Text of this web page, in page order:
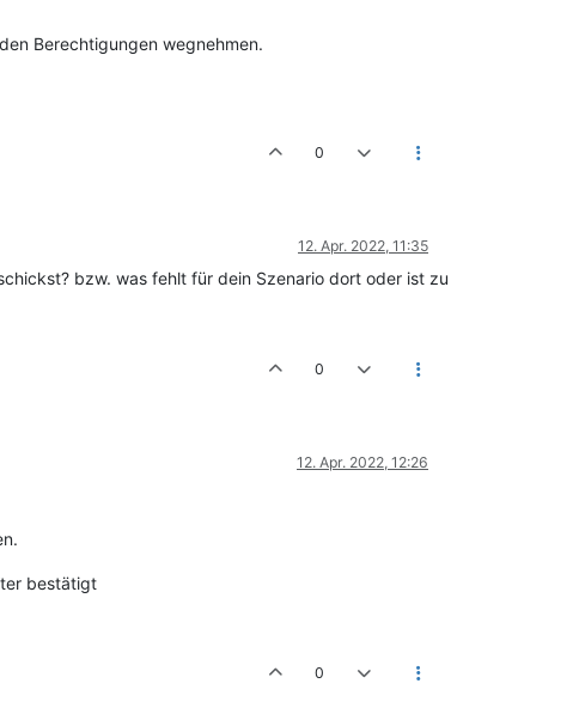
Berechtigungen wegnehmen.
0
12. Apr. 2022, 11:35
bzw. was fehlt für dein Szenario dort oder ist zu
0
12. Apr. 2022, 12:26
bestätigt
0